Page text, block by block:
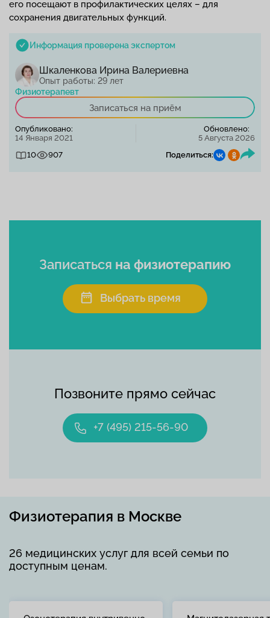
его посещают в профилактических целях – для
сохранения двигательных функций.
Информация проверена экспертом
Шкаленкова Ирина Валериевна
Опыт работы: 29 лет
Физиотерапевт
Записаться на приём
Опубликовано:
14 Января 2021
Обновлено:
5 Августа 2026
10
907 Поделиться:
Позвоните прямо сейчас
+7 (495) 215-56-90
Записаться на физиотерапию
Выбрать время
Физиотерапия в Москве
26 медицинских услуг для всей семьи по
доступным ценам.